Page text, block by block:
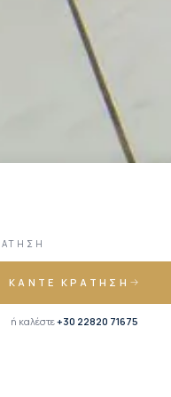
ΚΆΝΤΕ ΚΡΆΤΗΣΗ
ή καλέστε+30 22820 71675